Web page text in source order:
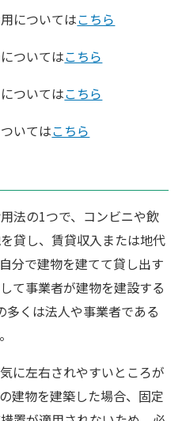
についてはこちら
ついてはこちら
ついてはこちら
いてはこちら
法の1つで、コンビニや飲
貸し、賃貸収入または地代
分で建物を建てて貸し出す
て事業者が建物を建設する
多くは法人や事業者である
に左右されやすいところが
建物を建築した場合、固定